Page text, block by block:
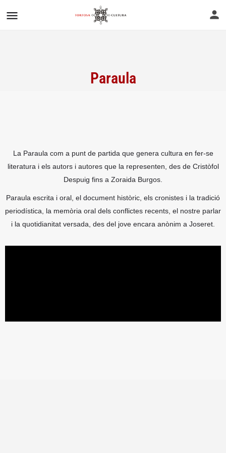
Paraula
La Paraula com a punt de partida que genera cultura en fer-se
literatura i els autors i autores que la representen, des de Cristòfol
Despuig fins a Zoraida Burgos.
Paraula escrita i oral, el document històric, els cronistes i la tradició
periodística, la memòria oral dels conflictes recents, el nostre parlar
i la quotidianitat versada, des del jove encara anònim a Joseret.